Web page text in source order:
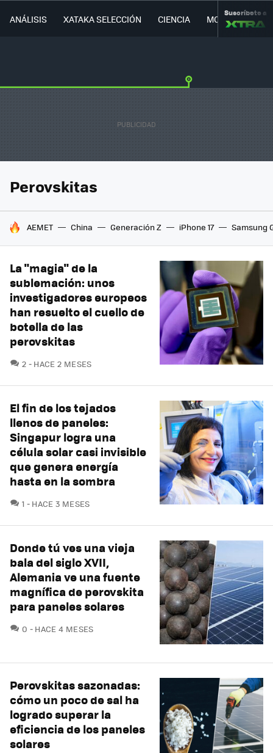
ANÁLISIS XATAKA SELECCIÓN CIENCIA MOVILIDAD
Suscríbete a
Perovskitas
HOY SE HABLA DE
AEMET China Generación Z iPhone 17 Samsung
La "magia" de la
sublemación: unos
investigadores europeos
han resuelto el cuello de
botella de las
perovskitas
2 COMENTARIOS
HACE 2 MESES
El fin de los tejados
llenos de paneles:
Singapur logra una
célula solar casi invisible
que genera energía
hasta en la sombra
1 COMENTARIOS
HACE 3 MESES
Donde tú ves una vieja
bala del siglo XVII,
Alemania ve una fuente
magnífica de perovskita
para paneles solares
0 COMENTARIOS
HACE 4 MESES
Perovskitas sazonadas:
cómo un poco de sal ha
logrado superar la
eficiencia de los paneles
solares